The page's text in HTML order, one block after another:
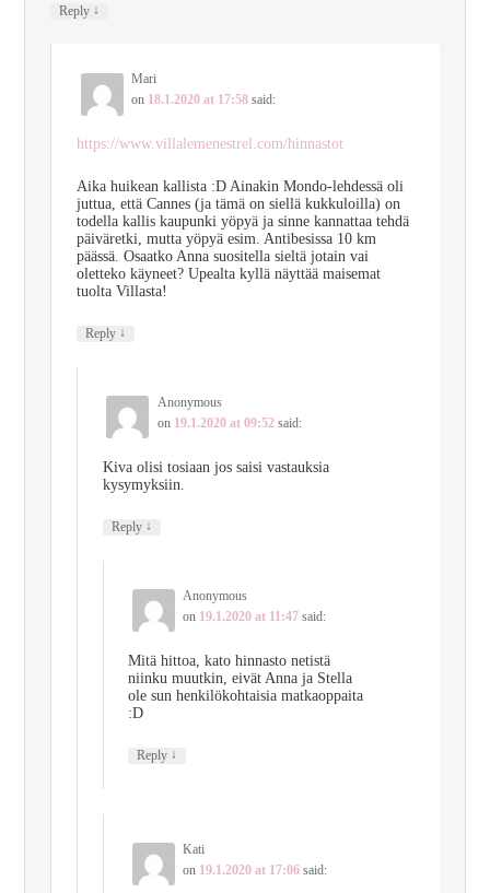
Reply ↓
Mari
on 18.1.2020 at 17:58 said:
https://www.villalemenestrel.com/hinnastot
Aika huikean kallista :D Ainakin Mondo-lehdessä oli
juttua, että Cannes (ja tämä on siellä kukkuloilla) on
todella kallis kaupunki yöpyä ja sinne kannattaa tehdä
päiväretki, mutta yöpyä esim. Antibesissa 10 km
päässä. Osaatko Anna suositella sieltä jotain vai
oletteko käyneet? Upealta kyllä näyttää maisemat
tuolta Villasta!
Reply ↓
Anonymous
on 19.1.2020 at 09:52 said:
Kiva olisi tosiaan jos saisi vastauksia
kysymyksiin.
Reply ↓
Anonymous
on 19.1.2020 at 11:47 said:
Mitä hittoa, kato hinnasto netistä
niinku muutkin, eivät Anna ja Stella
ole sun henkilökohtaisia matkaoppaita
:D
Reply ↓
Kati
on 19.1.2020 at 17:06 said: